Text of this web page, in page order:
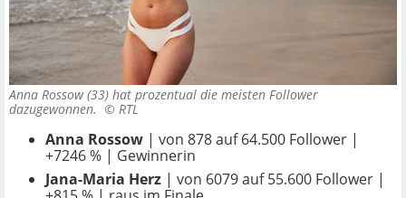
Anna Rossow (33) hat prozentual die meisten Follower
dazugewonnen. © RTL
Anna Rossow | von 878 auf 64.500 Follower |
+7246 % | Gewinnerin
Jana-Maria Herz | von 6079 auf 55.600 Follower |